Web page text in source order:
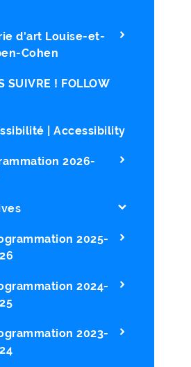
d'art Louise-et-
Cohen
SUIVRE ! FOLLOW
| Accessibility
2026-
2025-
2024-
2023-